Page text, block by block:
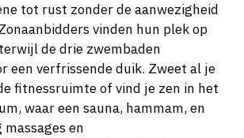
tot rust zonder de aanwezigheid
vinden hun plek op
de drie zwembaden
een verfrissende duik. Zweet al je
fitnessruimte of vind je zen in het
waar een sauna, hammam, en
en